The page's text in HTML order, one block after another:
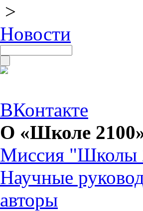
>
Новости
ВКонтакте
О «Школе
Миссия "Школы
Научные
авторы